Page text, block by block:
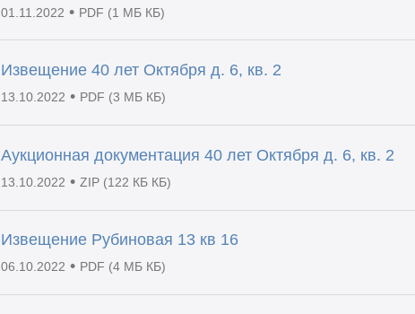
01.11.2022 • PDF (1 МБ КБ)
Извещение 40 лет Октября д. 6, кв. 2
13.10.2022 • PDF (3 МБ КБ)
Аукционная документация 40 лет Октября д. 6, кв. 2
13.10.2022 •ZIP (122 КБ КБ)
Извещение Рубиновая 13 кв 16
06.10.2022 • PDF (4 МБ КБ)